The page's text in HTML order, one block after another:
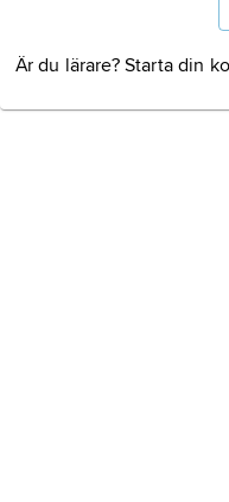
Är du lärare? Starta din